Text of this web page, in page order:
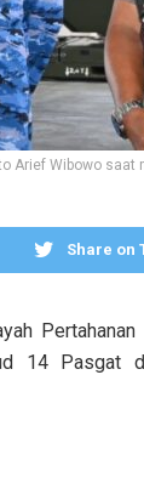
Arief Wibowo
Share on
14 Pasgat